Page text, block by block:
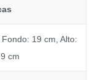
19 cm, Alto:
9 cm